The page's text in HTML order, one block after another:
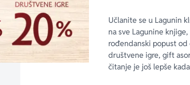
Učlanite se u Lagunin
na sve Lagunine
rođendanski popust
društvene igre, gift
čitanje je još lepše